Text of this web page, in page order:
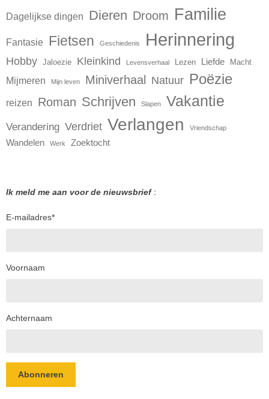
Dagelijkse dingen Dieren Droom Familie
Fantasie Fietsen Geschiedenis Herinnering
Hobby Jaloezie Kleinkind Levensverhaal Lezen Liefde Macht
Mijmeren Mijn leven Miniverhaal Natuur Poëzie
reizen Roman Schrijven Slapen Vakantie
Verandering Verdriet Verlangen Vriendschap
Wandelen Werk Zoektocht
Ik meld me aan voor de nieuwsbrief:
E-mailadres*
Voornaam
Achternaam
Abonneren